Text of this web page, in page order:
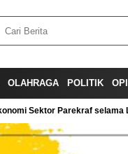
OLAHRAGA POLITIK
Sektor Parekraf selama